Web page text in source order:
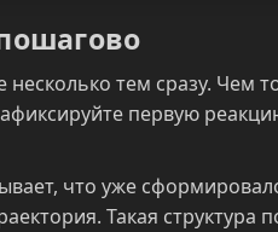
тем сразу. Чем
первую
что уже
Такая структура